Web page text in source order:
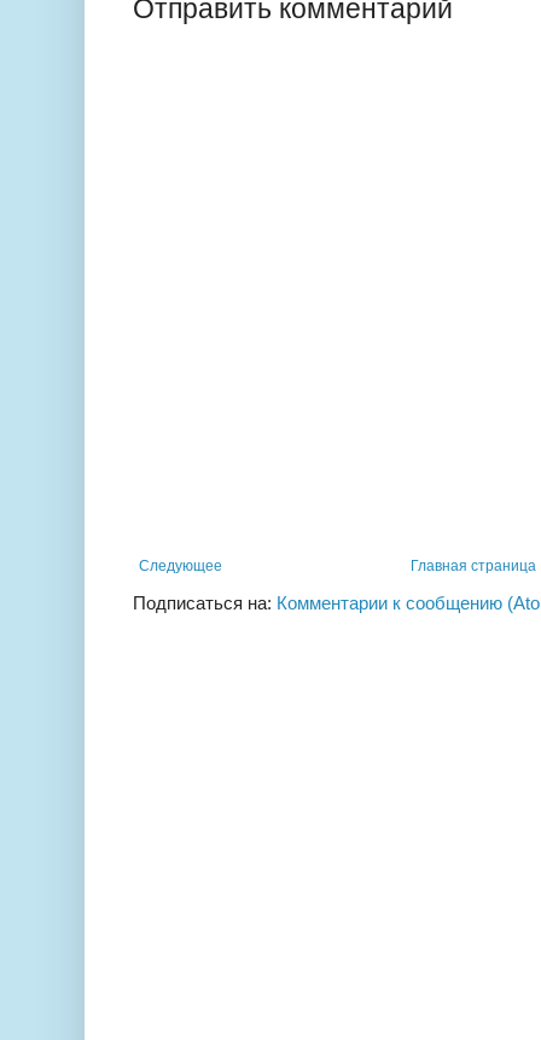
Отправить комментарий
Следующее Главная страница
Подписаться на: Комментарии к сообщению